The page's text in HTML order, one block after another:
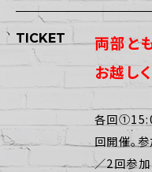
TICKET
両部と
お越し
各回
回開催。
／2回参